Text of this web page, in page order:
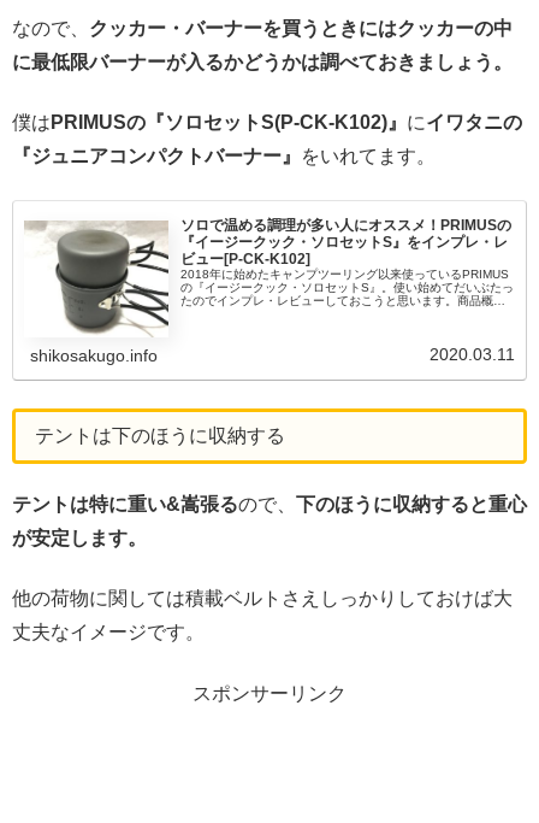
なので、 クッカー・バーナーを買うときにはクッカーの中
に最低限バーナーが入るかどうかは調べておきましょう。
僕は PRIMUSの『ソロセットS(P-CK-K102)』 にイワタニの
『ジュニアコンパクトバーナー』
をいれてます。
ソロで温める調理が多い人にオススメ！PRIMUSの
『イージークック・ソロセットS』をインプレ・レ
ビュー[P-CK-K102]
2018年に始めたキャンプツーリング以来使っているPRIMUS
の『イージークック・ソロセットS』。使い始めてだいぶたっ
たのでインプレ・レビューしておこうと思います。商品概要
shikosakugo.info 2020.03.11
テントは下のほうに収納する
テントは特に重い&嵩張るので、 下のほうに収納すると重心
が安定します。
他の荷物に関しては積載ベルトさえしっかりしておけば大
丈夫なイメージです。
スポンサーリンク